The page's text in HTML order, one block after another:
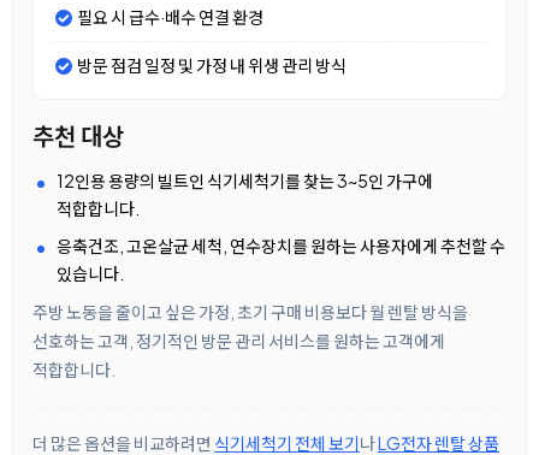
필요 시 급수·배수 연결 환경
방문 점검 일정 및 가정 내 위생 관리 방식
추천 대상
12인용 용량의 빌트인 식기세척기를 찾는 3~5인 가구에
적합합니다.
응축건조, 고온살균 세척, 연수장치를 원하는 사용자에게 추천할 수
있습니다.
주방 노동을 줄이고 싶은 가정, 초기 구매 비용보다 월 렌탈 방식을
선호하는 고객, 정기적인 방문 관리 서비스를 원하는 고객에게
적합합니다.
더 많은 옵션을 비교하려면 식기세척기 전체 보기나LG전자 렌탈 상품